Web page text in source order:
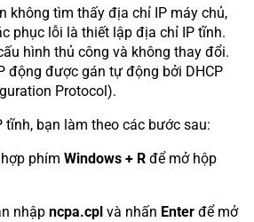
không tìm thấy địa chỉ IP máy chủ,
phục lỗi là thiết lập địa chỉ IP tĩnh.
hình thủ công và không thay đổi.
động được gán tự động bởi DHCP
Protocol).
bạn làm theo các bước sau:
phím Windows + R để mở hộp
nhập ncpa.cpl và nhấn Enter để mở